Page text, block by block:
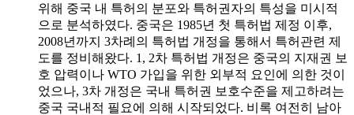
위해 중국 내 특허의 분포와 특허권자의 특성을 미시적
으로 분석하였다. 중국은 1985년 첫 특허법 제정 이후,
2008년까지 3차례의 특허법 개정을 통해서 특허관련 제
도를 정비해왔다. 1, 2차 특허법 개정은 중국의 지재권 보
호 압력이나 WTO 가입을 위한 외부적 요인에 의한 것이
었으나, 3차 개정은 국내 특허권 보호수준을 제고하려는
중국 국내적 필요에 의해 시작되었다. 비록 여전히 남아